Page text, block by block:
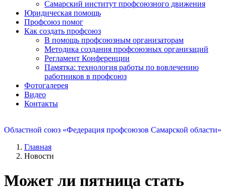
Самарский институт профсоюзного движения
Юридическая помощь
Профсоюз помог
Как создать профсоюз
В помощь профсоюзным организаторам
Методика создания профсоюзных организаций
Регламент Конференции
Памятка: технология работы по вовлечению
работников в профсоюз
Фотогалерея
Видео
Контакты
Областной союз «Федерация профсоюзов Самарской области»
Главная
Новости
Может ли пятница стать